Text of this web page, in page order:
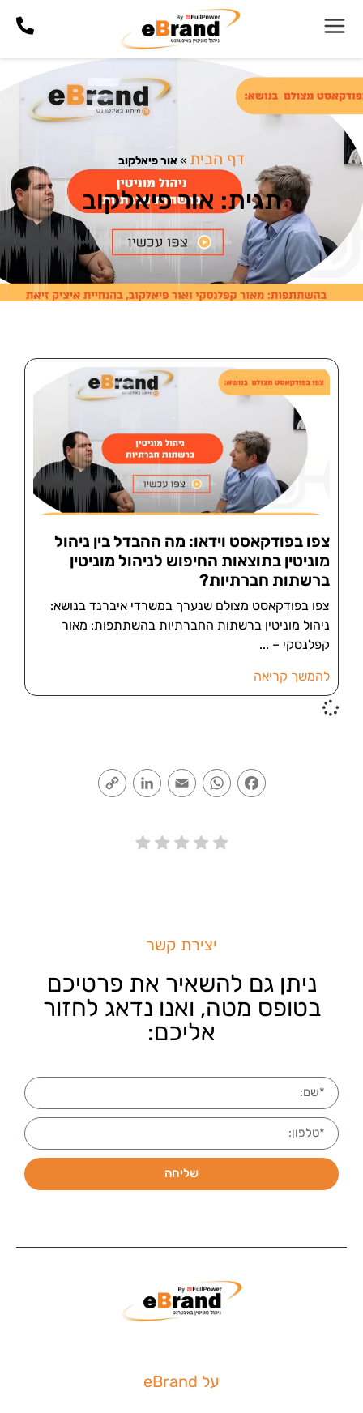
דף הבית »אור פיאלקוב
תגית: אור פיאלקוב
צפו בפודקאסט וידאו: מה ההבדל בין ניהול
מוניטין בתוצאות החיפוש לניהול מוניטין
ברשתות חברתיות?
צפו בפודקאסט מצולם שנערך במשרדי איברנד בנושא:
ניהול מוניטין ברשתות החברתיות בהשתתפות: מאור
קפלנסקי –
להמשך קריאה
Facebook
WhatsApp
Email
LinkedIn
יצירת קשר
ניתן גם להשאיר את פרטיכם
בטופס מטה, ואנו נדאג לחזור
אליכם:
שליחה
על eBrand